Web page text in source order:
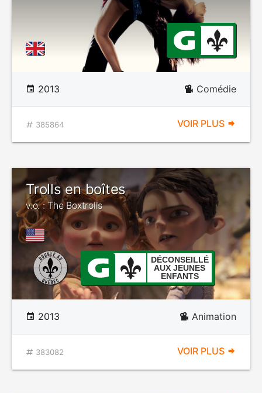
2013 Comédie
385864 VOIR PLUS
Trolls en boîtes
v.o. : The Boxtrolls
DÉCONSEILLÉ
AUX JEUNES
ENFANTS
2013 Animation
383082 VOIR PLUS